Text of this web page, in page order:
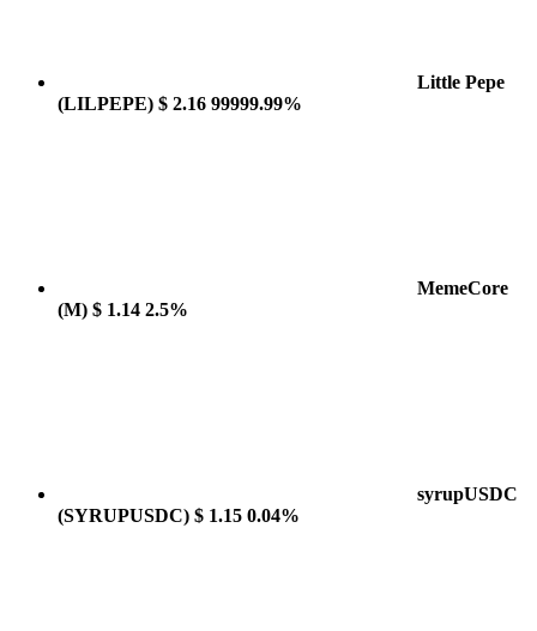
Little Pepe
(LILPEPE) $ 2.16 99999.99%
MemeCore
(M) $ 1.14 2.5%
syrupUSDC
(SYRUPUSDC) $ 1.15 0.04%